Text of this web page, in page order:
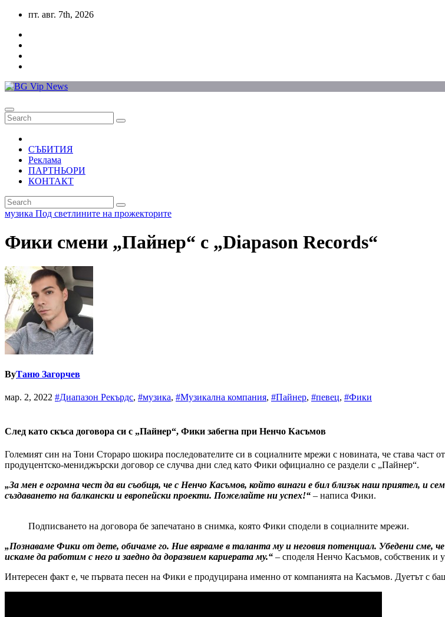
Skip
content
пт. авг. 7th, 2026
СЪБИТИЯ
Реклама
ПАРТНЬОРИ
КОНТАКТ
музика Под светлините на прожекторите
Фики смени „Пайнер“ с „Diapason Records“
ByТаню Загорчев
мар. 2, 2022 #Диапазон Рекърдс, #музика, #Музикална компания, #Пайнер, #певец, #Фики
След като скъса договора си с „Пайнер“, Фики забегна при Ненчо Касъмов
Големият син на Тони Стораро шокира последователите си в социалните мрежи с новината, че става част
продуцентско-мениджърски договор се случва дни след като Фики официално се раздели с „Пайнер“.
„За мен е огромна чест да ви съобщя, че с Ненчо Касъмов, който винаги е бил близък наш приятел, и
създаването на балкански и европейски проекти. Пожелайте ни успех!“ – написа Фики.
Подписването на договора бе запечатано в снимка, която Фики сподели в социалните мрежи.
„Познаваме Фики от дете, обичаме го. Ние вярваме в таланта му и неговия потенциал. Убедени сме,
искаме да работим с него и заедно да доразвием кариерата му.“ – споделя Ненчо Касъмов, собственик и
Интересен факт е, че първата песен на Фики е продуцирана именно от компанията на Касъмов. Дуетът с